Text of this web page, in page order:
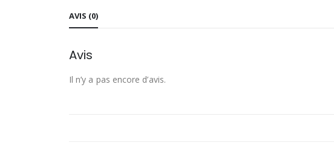
AVIS (0)
Avis
Il n’y a pas encore d’avis.